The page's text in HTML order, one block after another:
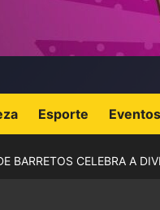
Esporte Eventos
BARRETOS CELEBRA A